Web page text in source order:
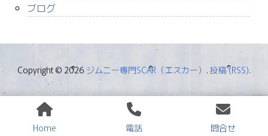
ブログ
Copyright © 2026 ジムニー専門SCAR（エスカー） . 投稿 (RSS).
Home 電話 問合せ